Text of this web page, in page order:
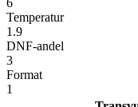
Temperatur
1.9
DNF-andel
3
Format
1